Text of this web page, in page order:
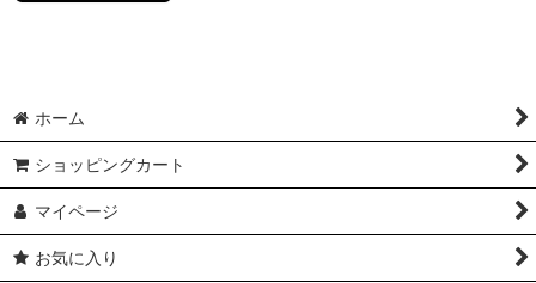
ホーム
ショッピングカート
マイページ
お気に入り